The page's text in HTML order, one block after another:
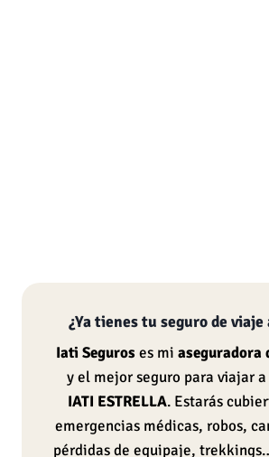
¿Ya tienes tu seguro de viaje
Iati Seguroses mi aseguradora
y el mejor seguro para viajar a
IATI ESTRELLA. Estarás
emergencias médicas, robos,
pérdidas de equipaje,